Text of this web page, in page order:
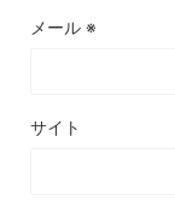
メール ※
サイト